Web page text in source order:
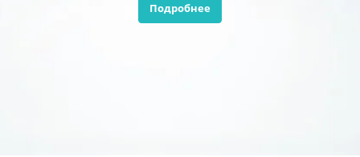
Подробнее